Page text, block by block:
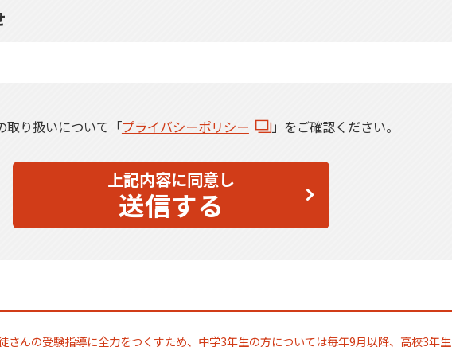
取り扱いについて「プライバシーポリシー 」をご確認ください。
上記内容に同意し
送信する
さんの受験指導に全力をつくすため、中学3年生の方については毎年9月以降、高校3年生